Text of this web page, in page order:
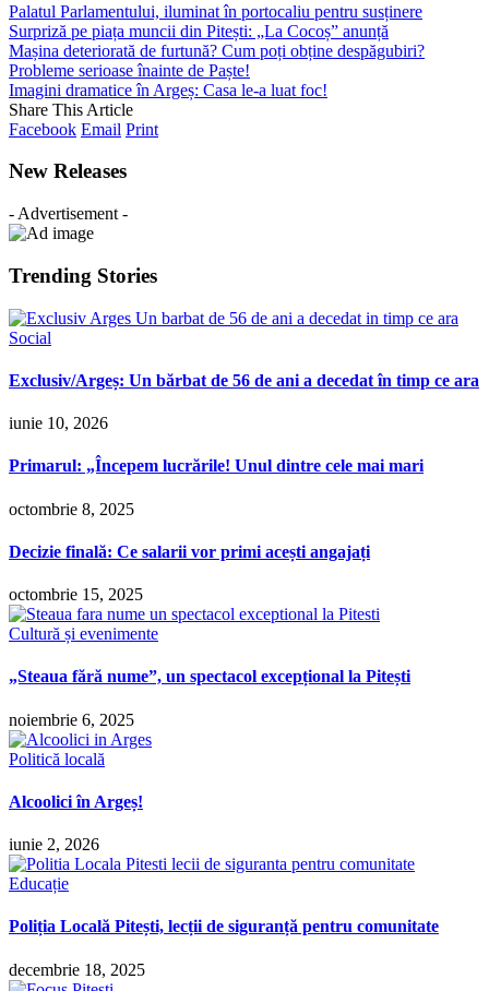
Palatul Parlamentului, iluminat în portocaliu pentru susținere
Surpriză pe piața muncii din Pitești: „La Cocoș” anunță
Mașina deteriorată de furtună? Cum poți obține despăgubiri?
Probleme serioase înainte de Paște!
Imagini dramatice în Argeș: Casa le-a luat foc!
Share This Article
Facebook Email Print
New Releases
- Advertisement -
Trending Stories
Social
Exclusiv/Argeș: Un bărbat de 56 de ani a decedat în timp ce ara
iunie 10, 2026
Primarul: „Începem lucrările! Unul dintre cele mai mari
octombrie 8, 2025
Decizie finală: Ce salarii vor primi acești angajați
octombrie 15, 2025
Cultură și evenimente
„Steaua fără nume”, un spectacol excepțional la Pitești
noiembrie 6, 2025
Politică locală
Alcoolici în Argeș!
iunie 2, 2026
Educație
Poliția Locală Pitești, lecții de siguranță pentru comunitate
decembrie 18, 2025